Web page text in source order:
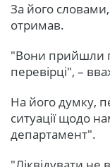
За його словами,
отримав.
"Вони прийшли
перевірці", –
На його думку,
ситуації щодо
департамент".